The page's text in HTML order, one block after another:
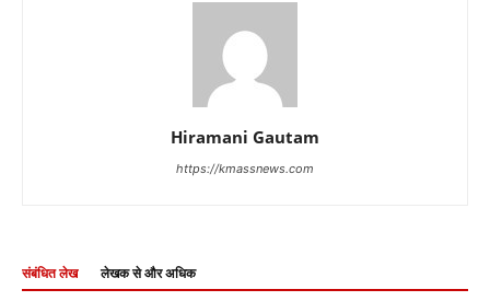
Hiramani Gautam
https://kmassnews.com
संबंधित लेख लेखक से और अधिक